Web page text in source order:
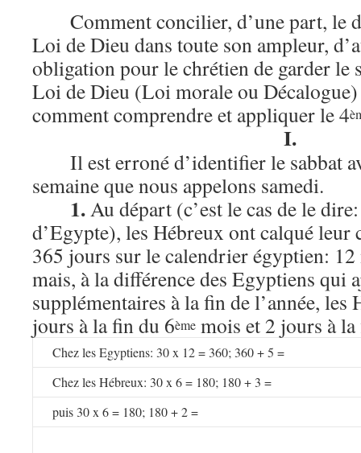
Comment concilier, d’une part, le
Loi de Dieu dans toute son ampleur,
obligation pour le chrétien de garder le
Loi de Dieu (Loi morale ou
comment comprendre et appliquer le 4
I.
Il est erroné d’identifier le sabbat
semaine que nous appelons samedi.
1.Au départ (c’est le cas de le
d’Egypte), les Hébreux ont calqué leur
365 jours sur le calendrier égyptien:
mais, à la différence des Egyptiens qui
supplémentaires à la fin de l’année, les
jours à la fin du 6ème mois et 2 jours à
Chez les Egyptiens: 30 x 12 = 360; 360 + 5 =
Chez les Hébreux: 30 x 6 = 180; 180 + 3 =
puis 30 x 6 = 180; 180 + 2 =